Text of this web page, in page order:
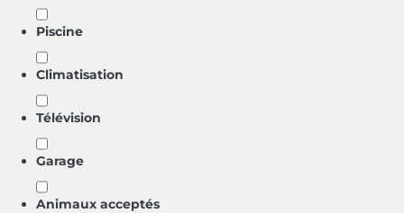
Piscine
Climatisation
Télévision
Garage
Animaux acceptés